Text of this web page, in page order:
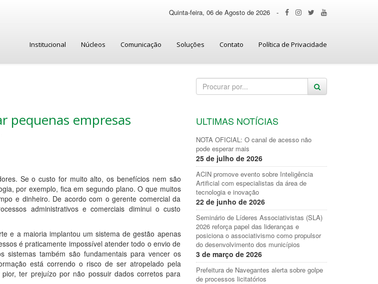
Quinta-feira, 06 de Agosto de 2026 -
Institucional Núcleos Comunicação Soluções Contato Política de Privacidade
pequenas empresas
Se o custo for muito alto, os benefícios nem são
por exemplo, fica em segundo plano. O que muitos
e dinheiro. De acordo com o gerente comercial da
administrativos e comerciais diminui o custo
e a maioria implantou um sistema de gestão apenas
é praticamente impossível atender todo o envio de
sistemas também são fundamentais para vencer os
está correndo o risco de ser atropelado pela
ter prejuízo por não possuir dados corretos para
ULTIMAS NOTÍCIAS
NOTA OFICIAL: O canal de acesso não
pode esperar mais
25 de julho de 2026
ACIN promove evento sobre Inteligência
Artificial com especialistas da área de
tecnologia e inovação
22 de junho de 2026
Seminário de Líderes Associativistas (SLA)
2026 reforça papel das lideranças e
posiciona o associativismo como propulsor
do desenvolvimento dos municípios
3 de março de 2026
Prefeitura de Navegantes alerta sobre golpe
de processos licitatórios